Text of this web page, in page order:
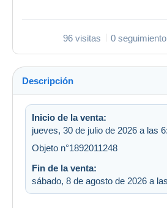
96 visitas 0 seguimiento
Descripción
Inicio de la venta:
jueves, 30 de julio de 2026 a las
Objeto n°1892011248
Fin de la venta:
sábado, 8 de agosto de 2026 a